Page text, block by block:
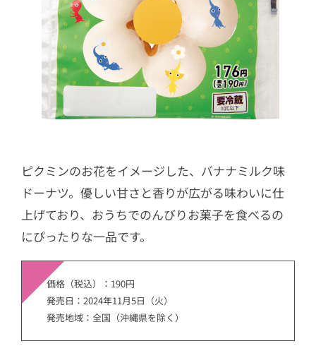
ピクミンのお花をイメージした、バナナミルク味
ドーナツ。優しい甘さと香りが広がる味わいに仕
上げており、おうちでのんびりお菓子を食べるの
にぴったりな一品です。
価格（税込）：190円
発売日：2024年11月5日（火）
発売地域：全国（沖縄県を除く）